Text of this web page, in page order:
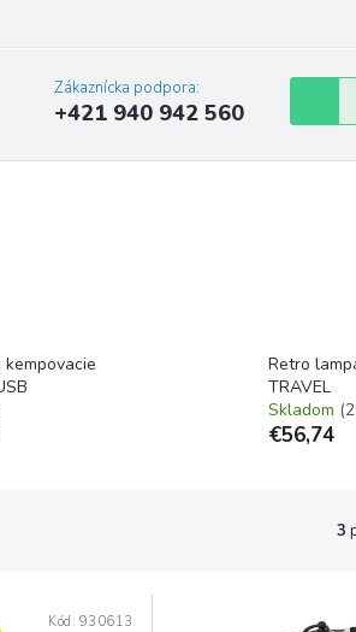
Zákaznícka podpora:
+421 940 942 560
kempovacie
Retro
TRAVEL
Skladom
€56,74
3
Kód: 930613